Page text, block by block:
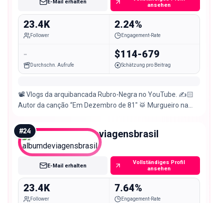
E-Mail erhalten
ansehen
23.4K
Follower
2.24%
Engagement-Rate
-
Durchschn. Aufrufe
$114-679
Schätzung pro Beitrag
📽 Vlogs da arquibancada Rubro-Negra no YouTube. ✍️🏻
Autor da canção “Em Dezembro de 81″ 🥁 Murgueiro na
#24 albumdeviagensbrasil
Micro
E-Mail erhalten
Vollständiges Profil
ansehen
23.4K
Follower
7.64%
Engagement-Rate